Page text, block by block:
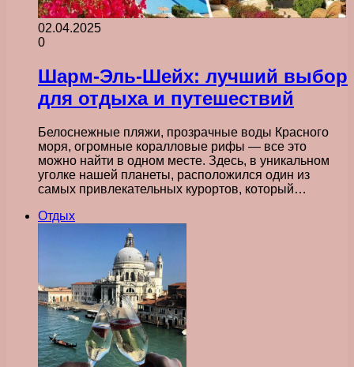
02.04.2025
0
Шарм-Эль-Шейх: лучший выбор
для отдыха и путешествий
Белоснежные пляжи, прозрачные воды Красного
моря, огромные коралловые рифы — все это
можно найти в одном месте. Здесь, в уникальном
уголке нашей планеты, расположился один из
самых привлекательных курортов, который…
Отдых